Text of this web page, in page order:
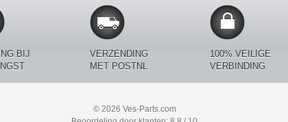
BIJ
VERZENDING
MET POSTNL
100% VEILIGE
VERBINDING
© 2026 Ves-Parts.com